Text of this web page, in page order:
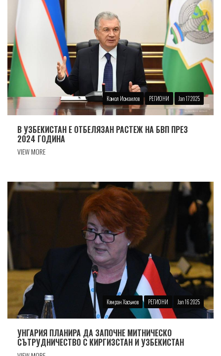
Камол Исмаилов РЕГИОНИ Jan 17 2025
В УЗБЕКИСТАН Е ОТБЕЛЯЗАН РАСТЕЖ НА БВП ПРЕЗ
2024 ГОДИНА
VIEW MORE
Кямран Хасъмов РЕГИОНИ Jan 16 2025
УНГАРИЯ ПЛАНИРА ДА ЗАПОЧНЕ МИТНИЧЕСКО
СЪТРУДНИЧЕСТВО С КИРГИЗСТАН И УЗБЕКИСТАН